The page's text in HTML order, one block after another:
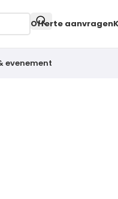
Offerte aanvragen
evenement